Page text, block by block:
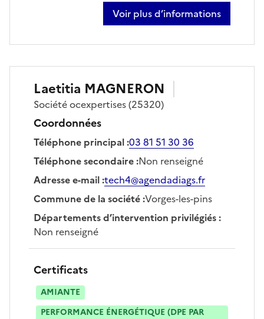
Voir plus d’informations
sur olivier charbonnier
Laetitia MAGNERON
Sociétéocexpertises(25320)
Coordonnées
Téléphone principal:03 81 51 30 36
Téléphone secondaire:Non renseigné
Adresse e-mail:tech4@agendadiags.fr
Commune de la société:Vorges-les-pins
Départements d’intervention privilégiés:
Non renseigné
Certificats
AMIANTE
PERFORMANCE ÉNERGÉTIQUE (DPE PAR